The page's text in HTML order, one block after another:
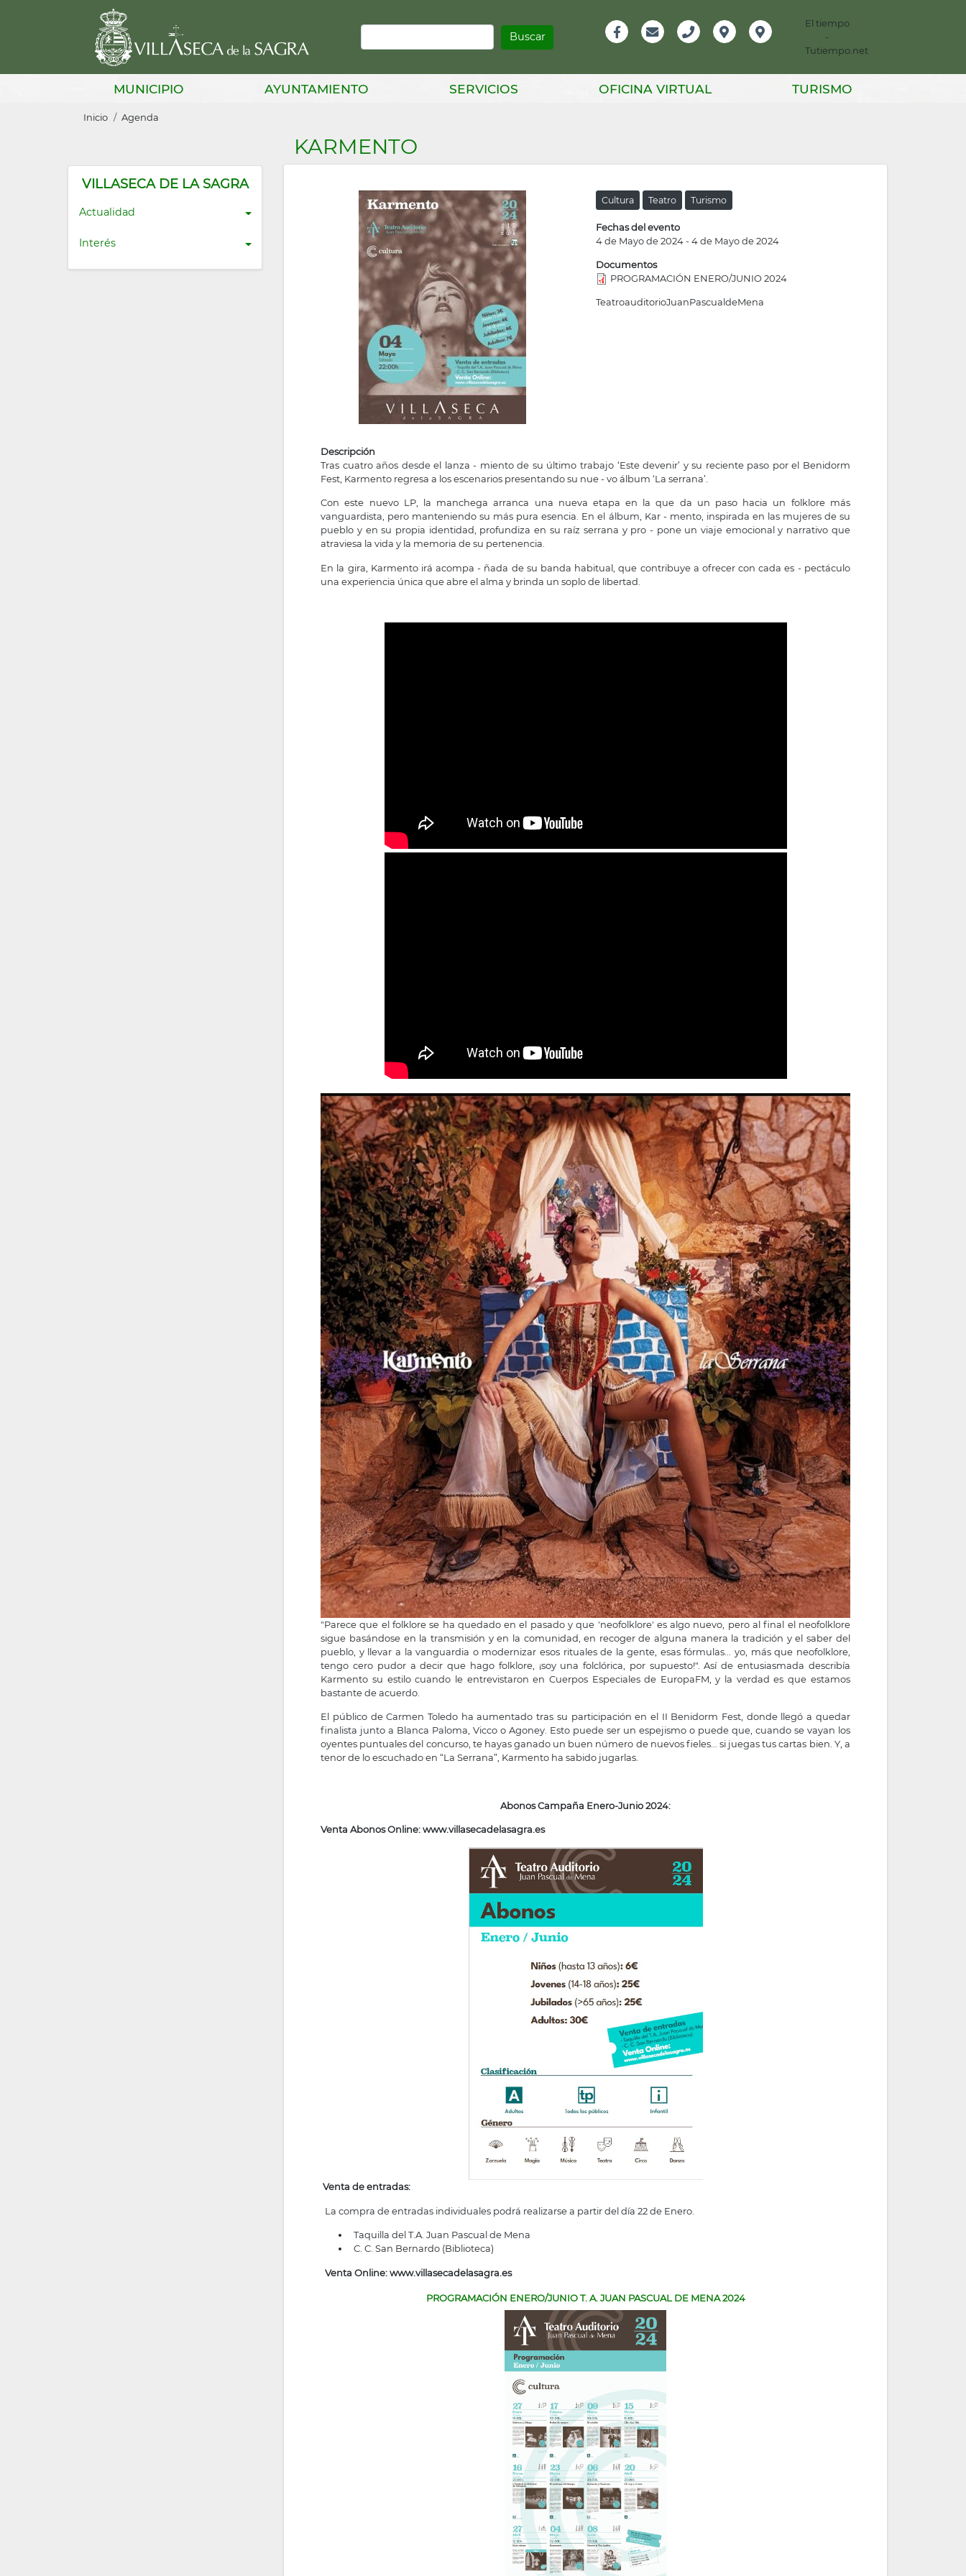
Buscar
Información
El tiempo
-
Tutiempo.net
MUNICIPIO AYUNTAMIENTO SERVICIOS OFICINA VIRTUAL TURISMO
Sobrescribir
de
ayuda
a
la
Inicio Agenda
VILLASECA DE LA SAGRA
Actualidad
Interés
KARMENTO
Cultura Teatro Turismo
Fechas del evento
4 de Mayo de 2024-4 de Mayo de 2024
Documentos
PROGRAMACIÓN ENERO/JUNIO 2024
TeatroauditorioJuanPascualdeMena
Descripción
Tras cuatro años desde el lanza - miento de su último trabajo ‘Este devenir’ y su reciente paso por el Benidorm
Fest, Karmento regresa a los escenarios presentando su nue - vo álbum ‘La serrana’.
Con este nuevo LP, la manchega arranca una nueva etapa en la que da un paso hacia un folklore más
vanguardista, pero manteniendo su más pura esencia. En el álbum, Kar - mento, inspirada en las mujeres de su
pueblo y en su propia identidad, profundiza en su raíz serrana y pro - pone un viaje emocional y narrativo que
atraviesa la vida y la memoria de su pertenencia.
En la gira, Karmento irá acompa - ñada de su banda habitual, que contribuye a ofrecer con cada es - pectáculo
una experiencia única que abre el alma y brinda un soplo de libertad.
"Parece que el folklore se ha quedado en el pasado y que 'neofolklore' es algo nuevo, pero al final el neofolklore
sigue basándose en la transmisión y en la comunidad, en recoger de alguna manera la tradición y el saber del
pueblo, y llevar a la vanguardia o modernizar esos rituales de la gente, esas fórmulas... yo, más que neofolklore,
tengo cero pudor a decir que hago folklore, ¡soy una folclórica, por supuesto!". Así de entusiasmada describía
Karmento su estilo cuando le entrevistaron en Cuerpos Especiales de EuropaFM, y la verdad es que estamos
bastante de acuerdo.
El público de Carmen Toledo ha aumentado tras su participación en el II Benidorm Fest, donde llegó a quedar
finalista junto a Blanca Paloma, Vicco o Agoney. Esto puede ser un espejismo o puede que, cuando se vayan los
oyentes puntuales del concurso, te hayas ganado un buen número de nuevos fieles... si juegas tus cartas bien. Y, a
tenor de lo escuchado en “La Serrana”, Karmento ha sabido jugarlas.
Abonos Campaña Enero-Junio 2024:
Venta Abonos Online:www.villasecadelasagra.es
Venta de entradas:
La compra de entradas individuales podrá realizarse a partir del día 22 de Enero.
Taquilla del T.A. Juan Pascual de Mena
C. C. San Bernardo (Biblioteca)
Venta Online:www.villasecadelasagra.es
PROGRAMACIÓN ENERO/JUNIO T. A. JUAN PASCUAL DE MENA 2024